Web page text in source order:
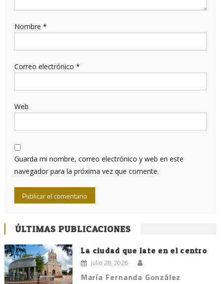
Nombre *
Correo electrónico *
Web
Guarda mi nombre, correo electrónico y web en este
navegador para la próxima vez que comente.
ÚLTIMAS PUBLICACIONES
La ciudad que late en el centro
julio 28, 2026
María Fernanda González